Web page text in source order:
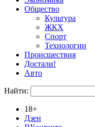
Общество
Культура
ЖКХ
Спорт
Технологии
Происшествия
Достали!
Авто
Найти:
18+
Дзен